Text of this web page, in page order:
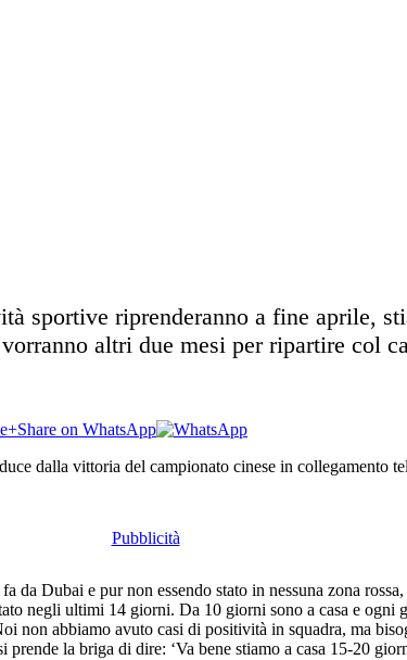
sportive riprenderanno a fine aprile,
altri due mesi per ripartire col
Share on WhatsApp
dalla vittoria del campionato cinese in collegamento
Dubai e pur non essendo stato in nessuna zona
negli ultimi 14 giorni. Da 10 giorni sono a casa e
non abbiamo avuto casi di positività in squadra, ma
la briga di dire: ‘Va bene stiamo a casa 15-20